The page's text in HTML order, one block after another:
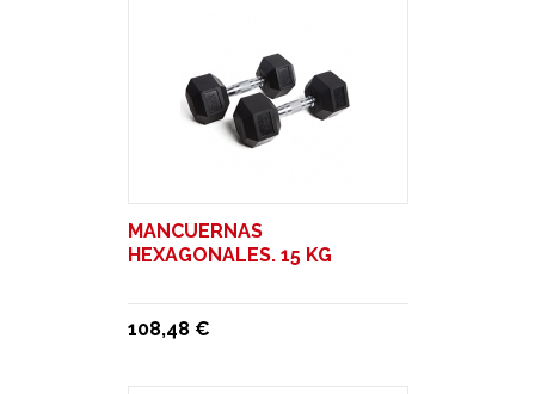
MANCUERNAS
HEXAGONALES. 15 KG
108,48 €